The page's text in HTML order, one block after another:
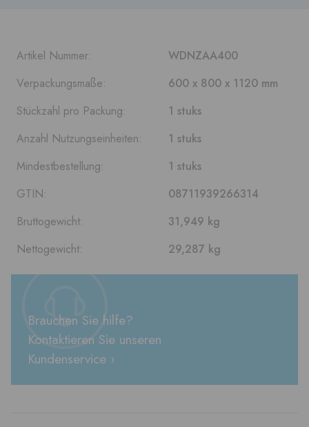
Artikel Nummer:
WDNZAA400
Verpackungsmaße:
600 x 800 x 1120 mm
Stückzahl pro Packung:
1 stuks
Anzahl Nutzungseinheiten:
1 stuks
Mindestbestellung:
1 stuks
GTIN:
08711939266314
Bruttogewicht:
31,949 kg
Nettogewicht:
29,287 kg
Brauchen Sie hilfe?
Kontaktieren Sie unseren
Kundenservice ›